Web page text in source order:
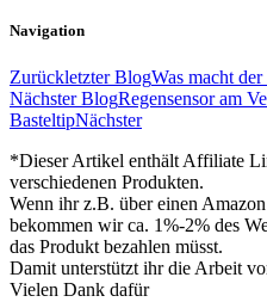
Navigation
Zurückletzter BlogWas macht
Nächster BlogRegensensor am
BasteltipNächster
*Dieser Artikel enthält Affiliate
verschiedenen Produkten.
Wenn ihr z.B. über einen
bekommen wir ca. 1%-2% des
das Produkt bezahlen müsst.
Damit unterstützt ihr die Arbeit
Vielen Dank dafür